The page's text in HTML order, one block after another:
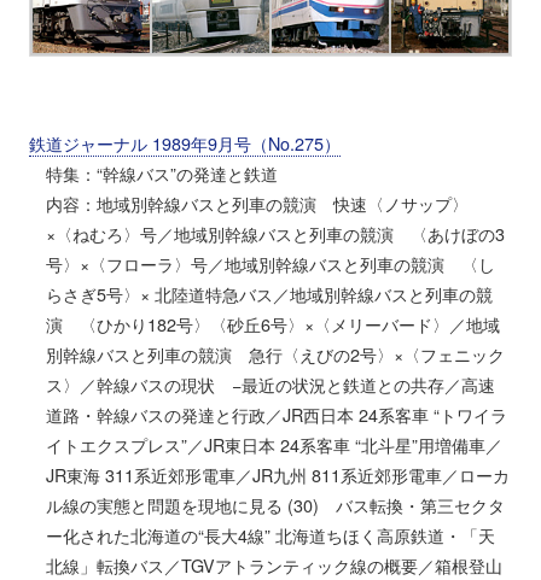
鉄道ジャーナル 1989年9月号（No.275）
特集：“幹線バス”の発達と鉄道
内容：地域別幹線バスと列車の競演 快速〈ノサップ〉
×〈ねむろ〉号／地域別幹線バスと列車の競演 〈あけぼの3
号〉×〈フローラ〉号／地域別幹線バスと列車の競演 〈し
らさぎ5号〉× 北陸道特急バス／地域別幹線バスと列車の競
演 〈ひかり182号〉〈砂丘6号〉×〈メリーバード〉／地域
別幹線バスと列車の競演 急行〈えびの2号〉×〈フェニック
ス〉／幹線バスの現状 −最近の状況と鉄道との共存／高速
道路・幹線バスの発達と行政／JR西日本 24系客車 “トワイラ
イトエクスプレス”／JR東日本 24系客車 “北斗星”用増備車／
JR東海 311系近郊形電車／JR九州 811系近郊形電車／ローカ
ル線の実態と問題を現地に見る (30) バス転換・第三セクタ
ー化された北海道の“長大4線” 北海道ちほく高原鉄道・「天
北線」転換バス／TGVアトランティック線の概要／箱根登山